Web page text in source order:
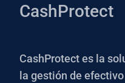
CashProtect
CashProtect es la
la gestión de